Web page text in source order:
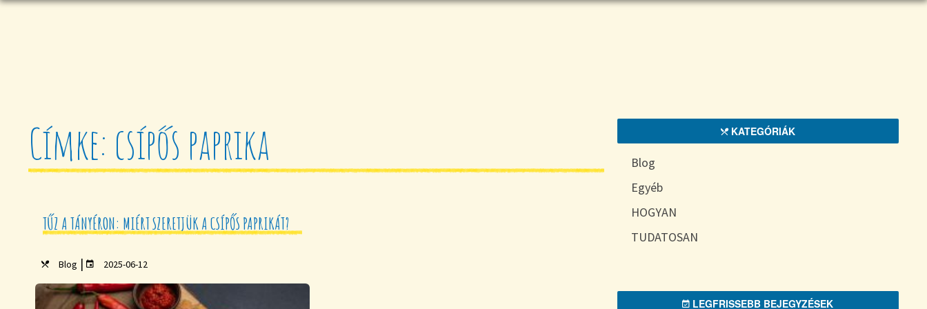
Címke: csípős paprika
TŰZ A TÁNYÉRON: MIÉRT SZERETJÜK A CSÍPŐS PAPRIKÁT?
Blog | 2025-06-12
KATEGÓRIÁK
Blog
Egyéb
HOGYAN
TUDATOSAN
LEGFRISSEBB BEJEGYZÉSEK